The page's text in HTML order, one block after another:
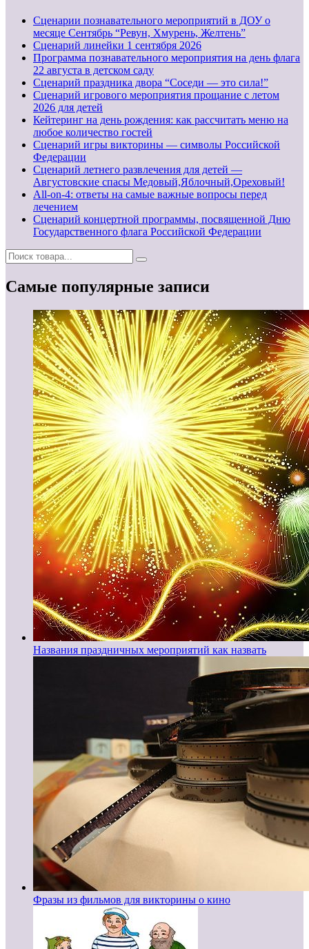
Сценарии познавательного мероприятий в ДОУ о
месяце Сентябрь “Ревун, Хмурень, Желтень”
Cценарий линейки 1 сентября 2026
Программа познавательного мероприятия на день флага
22 августа в детском саду
Сценарий праздника двора “Соседи — это сила!”
Сценарий игрового мероприятия прощание с летом
2026 для детей
Кейтеринг на день рождения: как рассчитать меню на
любое количество гостей
Сценарий игры викторины — символы Российской
Федерации
Сценарий летнего развлечения для детей —
Августовские спасы Медовый,Яблочный,Ореховый!
All-on-4: ответы на самые важные вопросы перед
лечением
Сценарий концертной программы, посвященной Дню
Государственного флага Российской Федерации
Самые популярные записи
Названия праздничных мероприятий как назвать
Фразы из фильмов для викторины о кино